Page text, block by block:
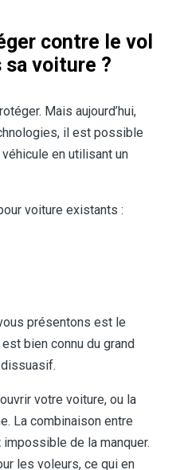
contre le vol
voiture ?
Mais aujourd’hui,
il est possible
en utilisant un
voiture existants :
présentons est le
bien connu du grand
votre voiture, ou la
La combinaison entre
de la manquer.
les voleurs, ce qui en